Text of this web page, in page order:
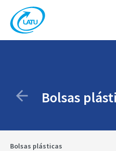
Bolsas
Bolsas plásticas